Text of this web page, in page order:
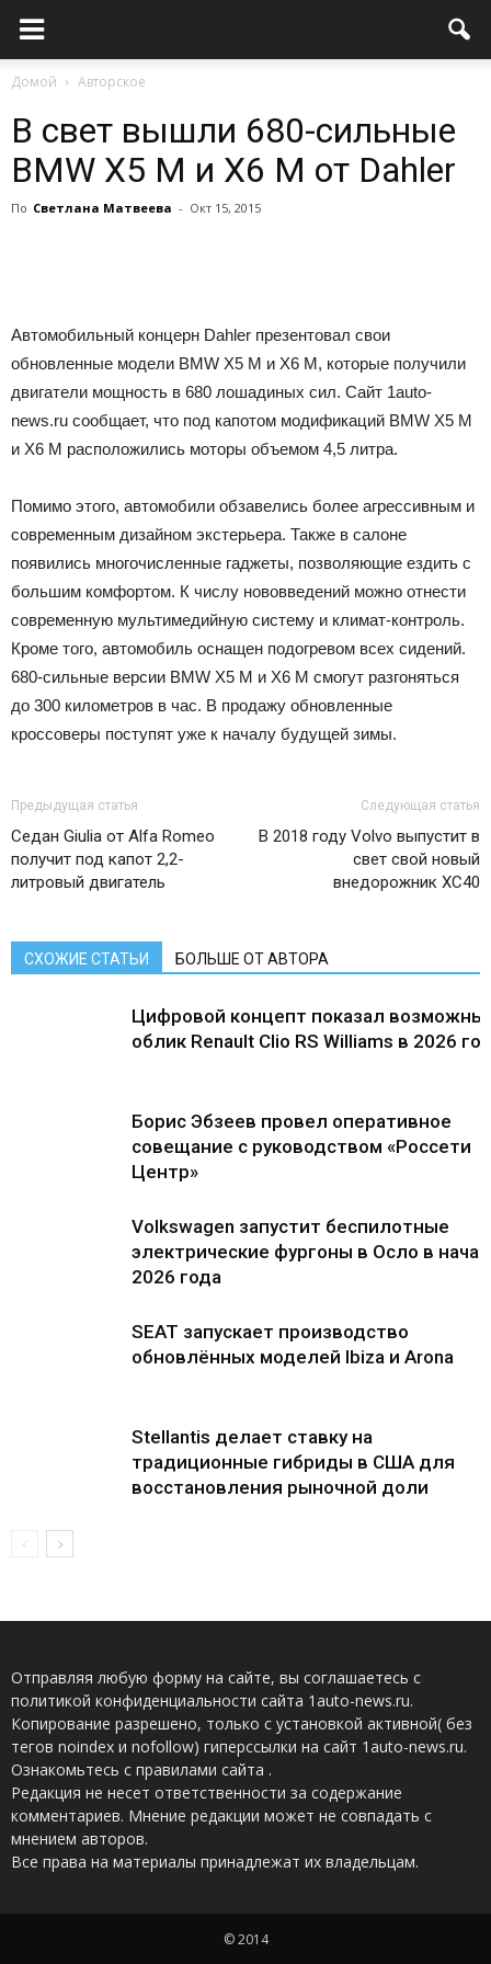
Домой Авторское
В свет вышли 680-сильные
BMW X5 M и X6 M от Dahler
По Светлана Матвеева - Окт 15, 2015
Автомобильный концерн Dahler презентовал свои
обновленные модели BMW X5 M и X6 M, которые получили
двигатели мощность в 680 лошадиных сил. Сайт 1auto-
news.ru сообщает, что под капотом модификаций BMW X5 M
и X6 M расположились моторы объемом 4,5 литра.
Помимо этого, автомобили обзавелись более агрессивным и
современным дизайном экстерьера. Также в салоне
появились многочисленные гаджеты, позволяющие ездить с
большим комфортом. К числу нововведений можно отнести
современную мультимедийную систему и климат-контроль.
Кроме того, автомобиль оснащен подогревом всех сидений.
680-сильные версии BMW X5 M и X6 M смогут разгоняться
до 300 километров в час. В продажу обновленные
кроссоверы поступят уже к началу будущей зимы.
Предыдущая статья
Седан Giulia от Alfa Romeo
получит под капот 2,2-
литровый двигатель
Следующая статья
В 2018 году Volvo выпустит в
свет свой новый
внедорожник ХС40
СХОЖИЕ СТАТЬИ БОЛЬШЕ ОТ АВТОРА
Цифровой концепт показал
облик Renault Clio RS Williams в 2026
Борис Эбзеев провел оперативное
совещание с руководством «Россети
Центр»
Volkswagen запустит беспилотные
электрические фургоны в Осло в
2026 года
SEAT запускает производство
обновлённых моделей Ibiza и Arona
Stellantis делает ставку на
традиционные гибриды в США для
восстановления рыночной доли
Отправляя любую форму на сайте, вы соглашаетесь с
политикой конфиденциальности сайта 1auto-news.ru.
Копирование разрешено, только с установкой активной( без
тегов noindex и nofollow) гиперссылки на сайт 1auto-news.ru.
Ознакомьтесь с правилами сайта .
Редакция не несет ответственности за содержание
комментариев. Мнение редакции может не совпадать с
мнением авторов.
Все права на материалы принадлежат их владельцам.
© 2014